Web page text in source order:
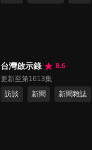
台灣啟示錄
8.6
更新至第1613集
訪談
新聞 新聞雜誌